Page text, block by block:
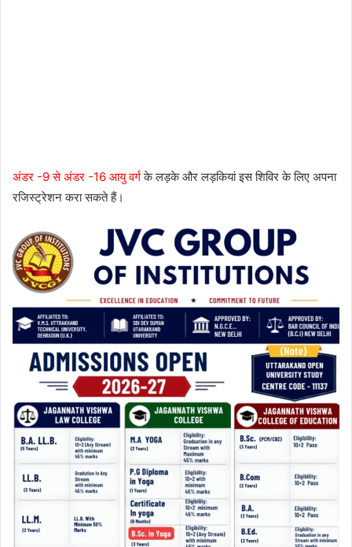
अंडर -9 से अंडर -16 आयु वर्गके लड़के और लड़कियां इस शिविर के लिए अपना
रजिस्ट्रेशन करा सकते हैं।